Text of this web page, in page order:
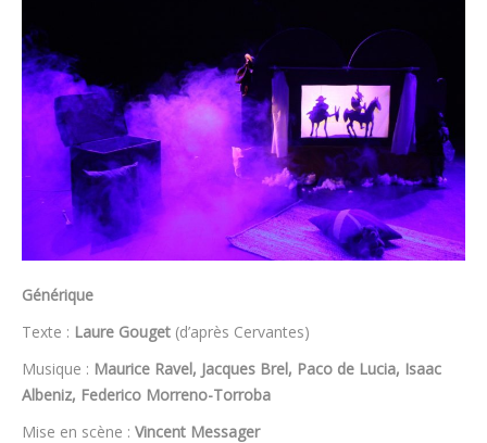
Générique
Texte : Laure Gouget (d’après Cervantes)
Musique : Maurice Ravel, Jacques Brel, Paco de Lucia, Isaac
Albeniz, Federico Morreno-Torroba
Mise en scène : Vincent Messager